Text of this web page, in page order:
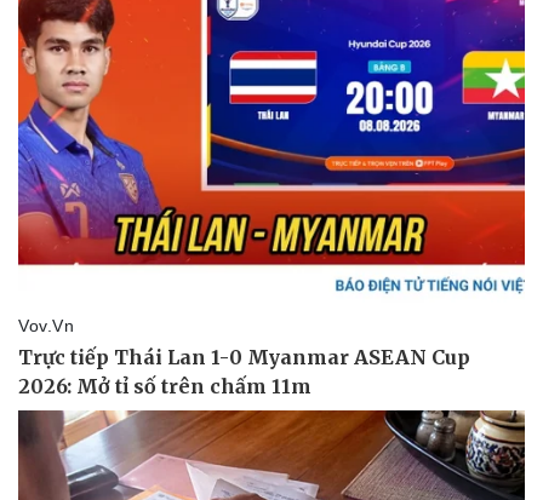
Thể thao
Bóng đá
Lịch thi đấu bóng đá
Thế giới thể thao
Ô tô - Xe máy
Ô tô
Xe máy
Tư vấn